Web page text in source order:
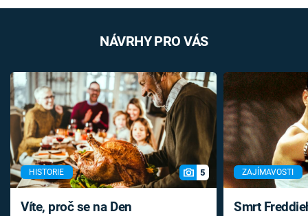
NÁVRHY PRO VÁS
HISTORIE 5
Víte, proč se na Den
ZAJÍMAVOSTI
Smrt